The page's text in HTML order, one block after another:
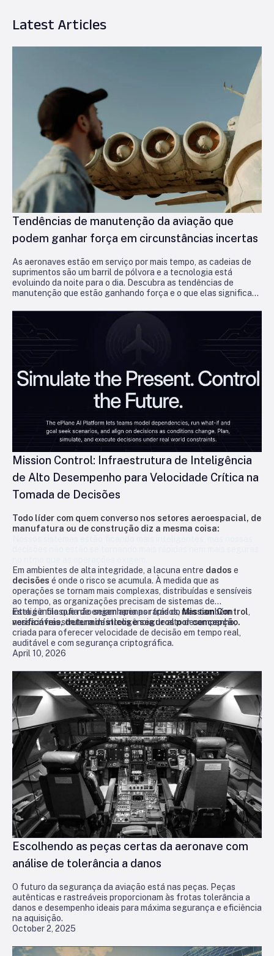
Latest Articles
Tendências de manutenção da aviação que
podem ganhar força em circunstâncias incertas
As aeronaves estão em serviço por mais tempo, as cadeias de
suprimentos são um barril de pólvora e a tecnologia está
evoluindo da noite para o dia. Descubra as tendências de
manutenção que estão ganhando força e o que elas significam
April 10, 2026
Mission Control: Infraestrutura de Inteligência
de Alto Desempenho para Velocidade Crítica na
Tomada de Decisões
Todo líder com quem converso nos setores aeroespacial, de
manufatura ou de construção diz a mesma coisa:
Em ambientes de alta integridade, a lacuna entre dados e
decisões é onde o risco se acumula. À medida que as
operações se tornam mais complexas, distribuídas e sensíveis
ao tempo, as organizações precisam de sistemas de
inteligência que não sejam apenas rápidos, mas também
verificáveis, determinísticos e seguros por concepção.
Esta é a filosofia de engenharia por trás doMission Control
nossa infraestrutura de inteligência de alto desempenho,
criada para oferecer velocidade de decisão em tempo real,
auditável e com segurança criptográfica.
October 2, 2025
Escolhendo as peças certas da aeronave com
análise de tolerância a danos
O futuro da segurança da aviação está nas peças. Peças
autênticas e rastreáveis proporcionam às frotas tolerância a
danos e desempenho ideais para máxima segurança e eficiência
na aquisição.